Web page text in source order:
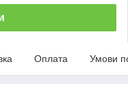
Оплата Умови